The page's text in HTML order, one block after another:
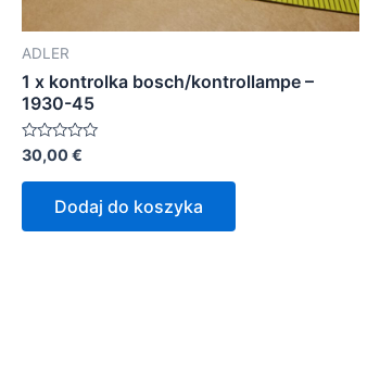
ADLER
1 x kontrolka bosch/kontrollampe –
1930-45
Oceniono
0
na
30,00€
Dodaj do koszyka